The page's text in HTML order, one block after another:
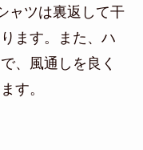
ャツは裏返して干
ます。また、ハ
、風通しを良く
す。